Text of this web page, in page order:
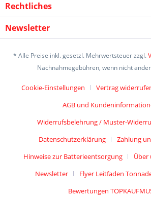
Rechtliches
Newsletter
* Alle Preise inkl. gesetzl. Mehrwertsteuer zzgl.
Nachnahmegebühren, wenn nicht
Cookie-Einstellungen Vertrag
AGB und
Widerrufsbelehrung / Muster-
Datenschutzerklärung
Zahlung
Hinweise zur Batterieentsorgung
Über
Newsletter
Flyer Leitfaden
Bewertungen